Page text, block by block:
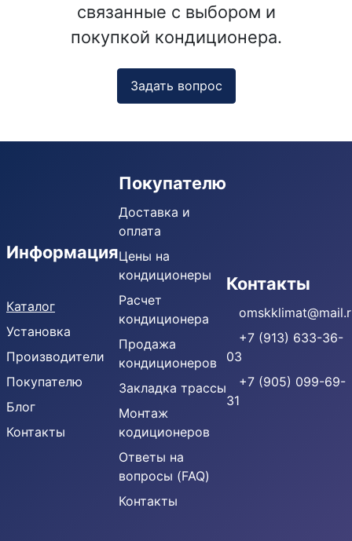
связанные с выбором и
покупкой кондиционера.
Задать вопрос
Информация
Каталог
Установка
Производители
Покупателю
Блог
Контакты
Покупателю
Доставка и
оплата
Цены на
кондиционеры
Расчет
кондиционера
Продажа
кондиционеров
Закладка трассы
Монтаж
кодиционеров
Ответы на
вопросы (FAQ)
Контакты
Контакты
+7 (913) 633-36-
03
+7 (905) 099-69-
31